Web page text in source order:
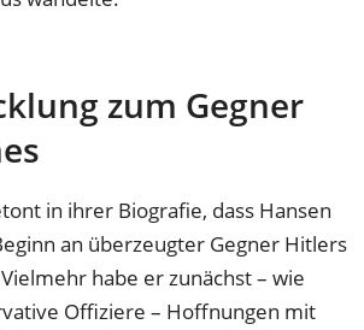
zum Gegner
in ihrer Biografie, dass Hansen
an überzeugter Gegner Hitlers
habe er zunächst – wie
Offiziere – Hoffnungen mit